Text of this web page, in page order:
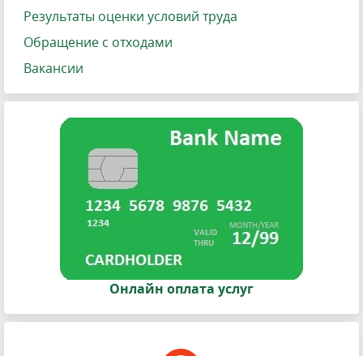
Результаты оценки условий труда
Обращение с отходами
Вакансии
Онлайн оплата услуг